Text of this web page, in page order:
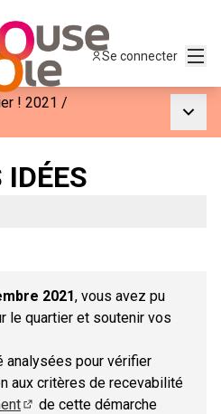
Se connecter
! 2021 /
IDÉES
2021, vous avez pu
le quartier et soutenir vos
analysées pour vérifier
aux critères de recevabilité
de cette démarche